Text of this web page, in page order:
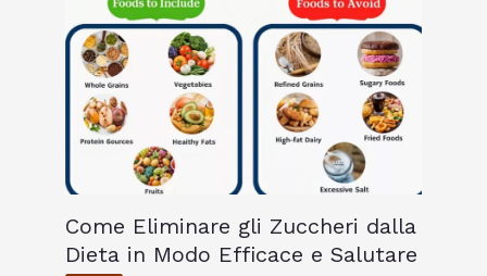
Come Eliminare gli Zuccheri dalla
Dieta in Modo Efficace e Salutare